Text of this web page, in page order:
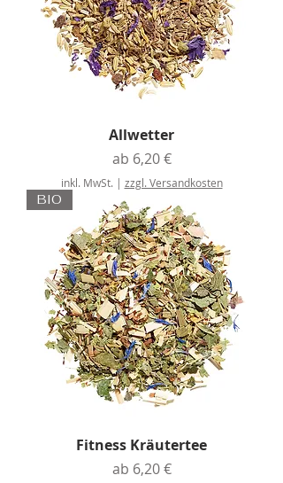
Allwetter
ab 6,20 €
Sale-Preis
inkl. MwSt. | zzgl. Versandkosten
BIO
Fitness Kräutertee
ab 6,20 €
Sale-Preis